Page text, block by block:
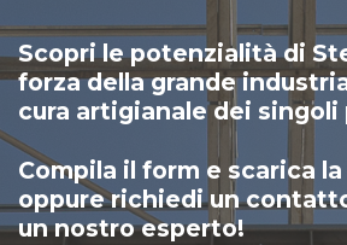
Scopri le potenzialità di
forza della grande
cura artigianale dei singoli
Compila il form e scarica
oppure richiedi un
un nostro esperto!